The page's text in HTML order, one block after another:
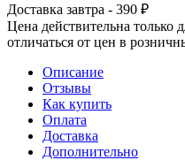
Доставка завтра - 390 ₽
Цена действительна только
отличаться от цен в
Описание
Отзывы
Как купить
Оплата
Доставка
Дополнительно